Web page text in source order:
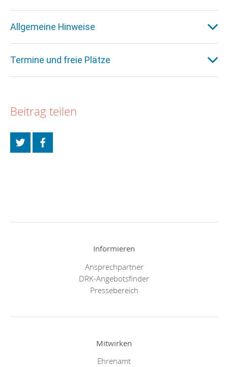
Allgemeine Hinweise
Termine und freie Plätze
Beitrag teilen
Informieren
Ansprechpartner
DRK-Angebotsfinder
Pressebereich
Mitwirken
Ehrenamt